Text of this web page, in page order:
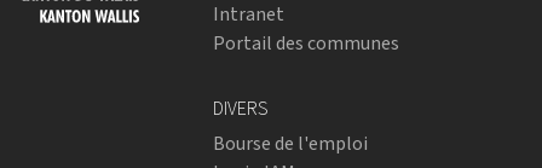
Intranet
Portail des communes
DIVERS
Bourse de l'emploi